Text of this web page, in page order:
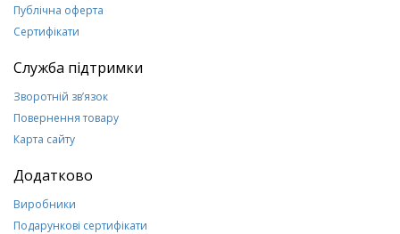
Публічна оферта
Сертифікати
Служба підтримки
Зворотній зв’язок
Повернення товару
Карта сайту
Додатково
Виробники
Подарункові сертифікати